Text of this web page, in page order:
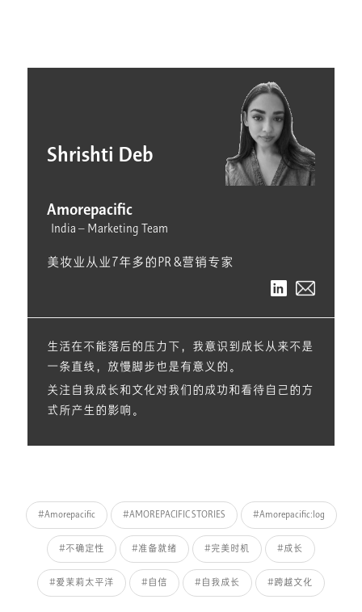
Shrishti Deb
Amorepacific
India – Marketing Team
美妆业从业7年多的PR &营销专家
生活在不能落后的压力下，我意识到成长从来不是
一条直线，放慢脚步也是有意义的。
关注自我成长和文化对我们的成功和看待自己的方
式所产生的影响。
#Amorepacific #AMOREPACIFIC STORIES #Amorepacific:log
#不确定性 #准备就绪 #完美时机 #成长
#爱茉莉太平洋 #自信 #自我成长 #跨越文化